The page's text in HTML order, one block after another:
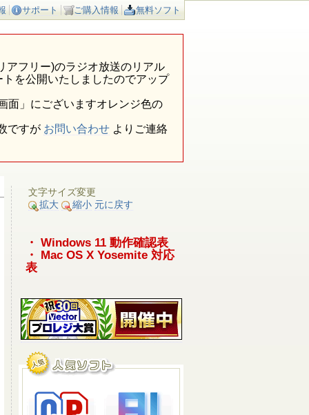
サポート ご購入情報 無料ソフト
アフリー)のラジオ放送のリアル
を公開いたしましたのでアップ
面」にございますオレンジ色の
ですが お問い合わせ よりご連絡
文字サイズ変更
拡大
縮小 元に戻す
・ Windows 11 動作確認表
・ Mac OS X Yosemite 対応
表